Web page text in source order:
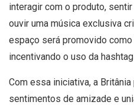
interagir com o produto,
ouvir uma música exclusiva
espaço será promovido
incentivando o uso da hashtag
Com essa iniciativa, a
sentimentos de amizade e